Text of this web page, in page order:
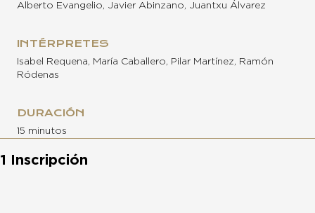
Alberto Evangelio, Javier Abinzano, Juantxu Álvarez
INTÉRPRETES
Isabel Requena, María Caballero, Pilar Martínez, Ramón
Ródenas
DURACIÓN
15 minutos
1 Inscripción